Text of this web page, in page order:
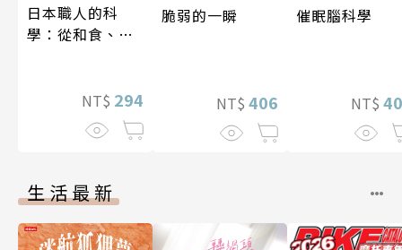
日本職人的科
學：從和食、清
技藝的祕密 人人
伽利略45
NT$ 294
脆弱的一瞬
NT$ 406
催眠腦科學
NT$
生活最新